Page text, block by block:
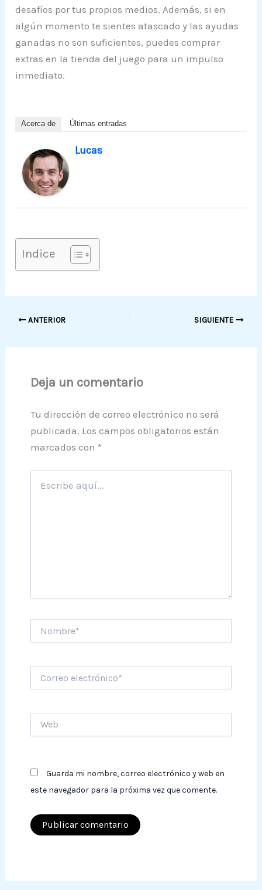
desafíos por tus propios medios. Además, si en
algún momento te sientes atascado y las ayudas
ganadas no son suficientes, puedes comprar
extras en la tienda del juego para un impulso
inmediato.
Acerca de Últimas entradas
Lucas
Indice
ANTERIOR SIGUIENTE
Deja un comentario
Tu dirección de correo electrónico no será
publicada. Los campos obligatorios están
marcados con *
aquí...
electrónico*
Guarda mi nombre, correo electrónico y web en
este navegador para la próxima vez que comente.